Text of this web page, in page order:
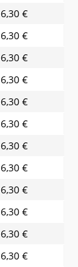
6,30 €
6,30 €
6,30 €
6,30 €
6,30 €
6,30 €
6,30 €
6,30 €
6,30 €
6,30 €
6,30 €
6,30 €